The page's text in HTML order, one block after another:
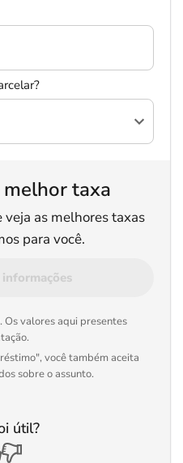
melhor taxa
as melhores taxas
para você.
informações
Os valores aqui presentes
você também aceita
sobre o assunto.
útil?